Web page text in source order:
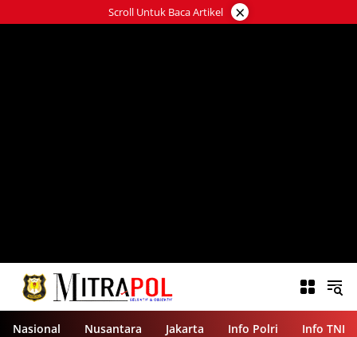
ke
Scroll Untuk Baca Artikel ×
Nasional Nusantara Jakarta Info Polri Info TNI